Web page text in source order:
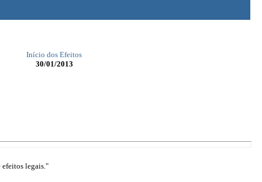
Início dos Efeitos
30/01/2013
efeitos legais."